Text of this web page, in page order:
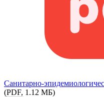
Cанитарно-
(PDF, 1.12 МБ)